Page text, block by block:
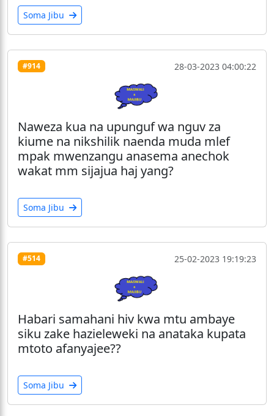
Soma Jibu
#914 28-03-2023 04:00:22
Naweza kua na upunguf wa nguv za
kiume na nikshilik naenda muda mlef
mpak mwenzangu anasema anechok
wakat mm sijajua haj yang?
Soma Jibu
#514 25-02-2023 19:19:23
Habari samahani hiv kwa mtu ambaye
siku zake hazieleweki na anataka kupata
mtoto afanyajee??
Soma Jibu